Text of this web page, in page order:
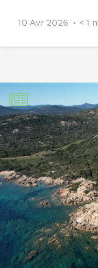
planète
pas les
Fabrice
Bravo
placerai
instagram. Il
10 Avr 2026 < 1